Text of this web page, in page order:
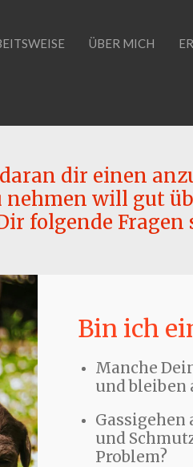
ÜBER MICH
dir einen
nehmen will gut
folgende Fragen
Bin ich
Manche
und bleiben
Gassigehen
und
Problem?